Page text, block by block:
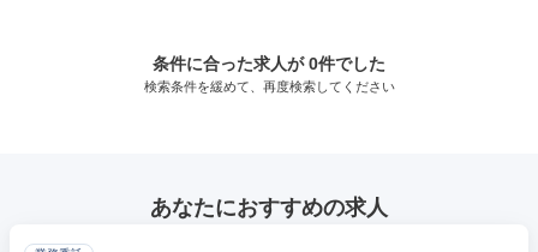
条件に合った求人が 0件でした
検索条件を緩めて、再度検索してください
あなたにおすすめの求人